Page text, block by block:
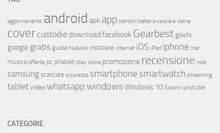
aggiornamento android apk app bambini batteria cellulare come
covercustodie download facebook Gearbest giochi
google gratis guida huawei installare internet iOS iPad iphone mac
musica offerta pc phablet play store promozione recensione root
samsungscaricare sicurezza smartphone smartwatch streaming
tabletvideowhatsappwindowsWindows 10 Xiaomi youtube
CATEGORIE